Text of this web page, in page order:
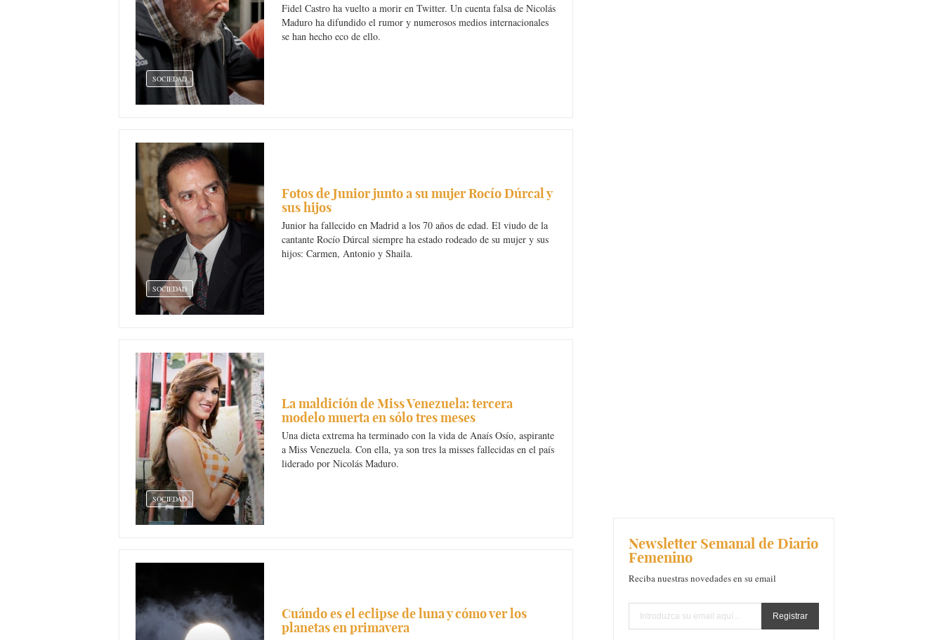
SOCIEDAD
Fidel Castro ha vuelto a morir en Twitter. Un cuenta falsa de Nicolás
Maduro ha difundido el rumor y numerosos medios internacionales
se han hecho eco de ello.
SOCIEDAD
Fotos de Junior junto a su mujer Rocío Dúrcal y
sus hijos
Junior ha fallecido en Madrid a los 70 años de edad. El viudo de la
cantante Rocío Dúrcal siempre ha estado rodeado de su mujer y sus
hijos: Carmen, Antonio y Shaila.
SOCIEDAD
La maldición de Miss Venezuela: tercera
modelo muerta en sólo tres meses
Una dieta extrema ha terminado con la vida de Anaís Osío, aspirante
a Miss Venezuela. Con ella, ya son tres la misses fallecidas en el país
liderado por Nicolás Maduro.
Cuándo es el eclipse de luna y cómo ver los
planetas en primavera
Newsletter Semanal de Diario
Femenino
Reciba nuestras novedades en su email